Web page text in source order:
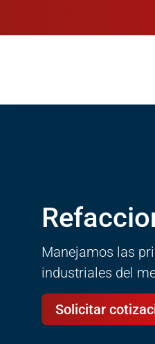
Manejamos las
industriales del
Solicitar